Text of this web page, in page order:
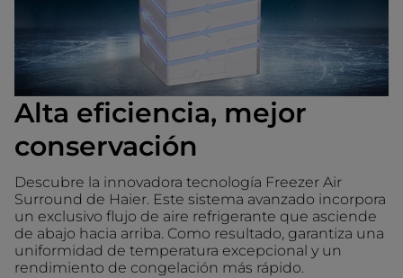
Alta eficiencia, mejor
conservación
Descubre la innovadora tecnología Freezer Air
Surround de Haier. Este sistema avanzado incorpora
un exclusivo flujo de aire refrigerante que asciende
de abajo hacia arriba. Como resultado, garantiza una
uniformidad de temperatura excepcional y un
rendimiento de congelación más rápido.